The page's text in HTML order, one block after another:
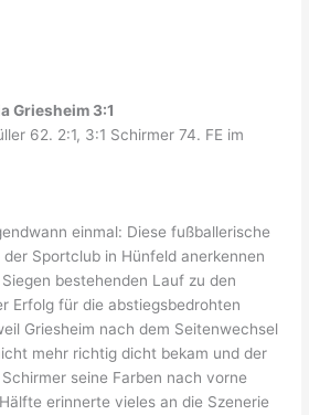
Griesheim 3:1
62. 2:1, 3:1 Schirmer 74. FE im
einmal: Diese fußballerische
Sportclub in Hünfeld anerkennen
bestehenden Lauf zu den
Erfolg für die abstiegsbedrohten
Griesheim nach dem Seitenwechsel
mehr richtig dicht bekam und der
seine Farben nach vorne
erinnerte vieles an die Szenerie